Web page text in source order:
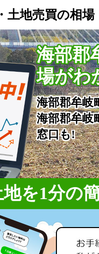
土地売買の相場
海部郡
場がわ
海部郡牟岐
海部郡牟岐
窓口も!
を1分の